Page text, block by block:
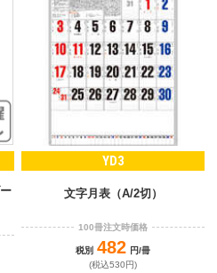
YD3
文字月表（A/2切）
100冊注文時価格
税別 482 円/冊
(税込530円)